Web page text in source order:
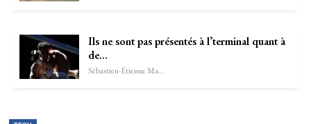
Ils ne sont pas présentés à l’terminal quant à
de…
Sébastien-Étienne Marechal